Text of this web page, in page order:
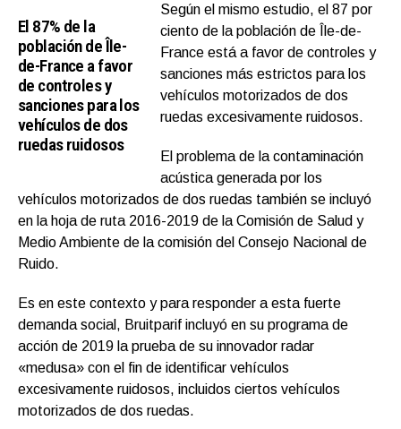
El 87% de la
población de Île-
de-France a favor
de controles y
sanciones para los
vehículos de dos
ruedas ruidosos
Según el mismo estudio, el 87 por
ciento de la población de Île-de-
France está a favor de controles y
sanciones más estrictos para los
vehículos motorizados de dos
ruedas excesivamente ruidosos.
El problema de la contaminación
acústica generada por los
vehículos motorizados de dos ruedas también se incluyó
en la hoja de ruta 2016-2019 de la Comisión de Salud y
Medio Ambiente de la comisión del Consejo Nacional de
Ruido.
Es en este contexto y para responder a esta fuerte
demanda social, Bruitparif incluyó en su programa de
acción de 2019 la prueba de su innovador radar
«medusa» con el fin de identificar vehículos
excesivamente ruidosos, incluidos ciertos vehículos
motorizados de dos ruedas.